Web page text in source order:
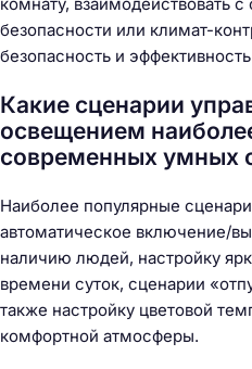
безопасности или климат-
безопасность и
Какие сценарии
освещением
современных умных
Наиболее популярные
автоматическое включение/
наличию людей, настройку
времени суток, сценарии
также настройку цветовой
комфортной атмосферы.